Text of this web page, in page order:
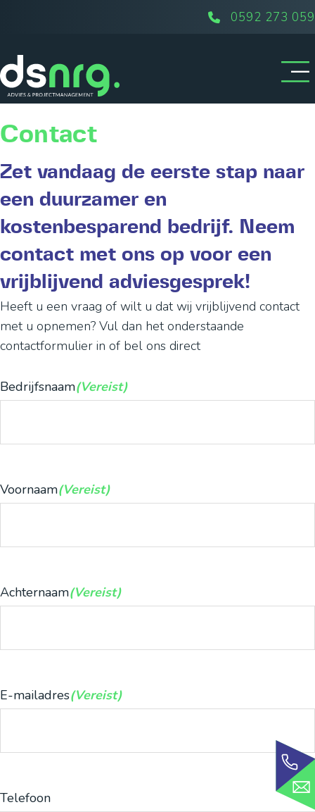
0592 273 059
Contact
Zet vandaag de eerste stap naar
een duurzamer en
kostenbesparend bedrijf. Neem
contact met ons op voor een
vrijblijvend adviesgesprek!
Heeft u een vraag of wilt u dat wij vrijblijvend contact
met u opnemen? Vul dan het onderstaande
contactformulier in of bel ons direct
Bedrijfsnaam(Vereist)
Voornaam(Vereist)
Achternaam(Vereist)
E-mailadres(Vereist)
Telefoon